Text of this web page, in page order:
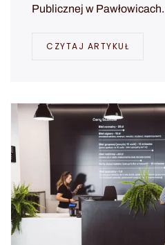
Publicznej w Pawłowicach.
CZYTAJ ARTYKUŁ